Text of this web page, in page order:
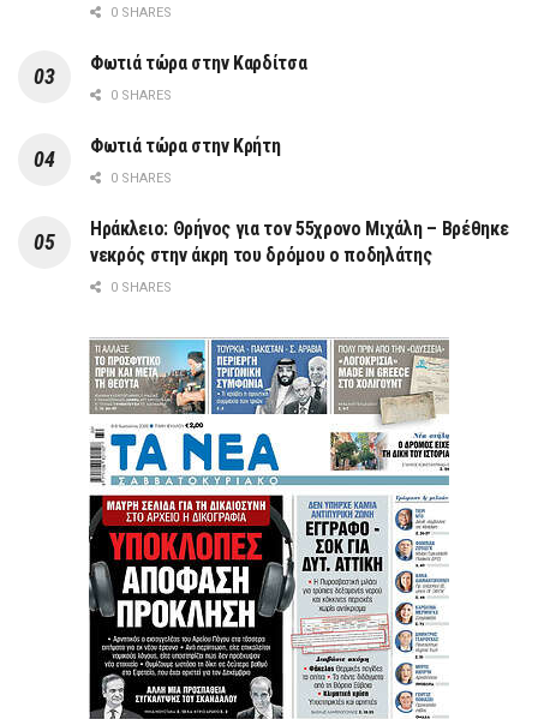
0 SHARES
Φωτιά τώρα στην Καρδίτσα
0 SHARES
Φωτιά τώρα στην Κρήτη
0 SHARES
Ηράκλειο: Θρήνος για τον 55χρονο Μιχάλη – Βρέθηκε
νεκρός στην άκρη του δρόμου ο ποδηλάτης
0 SHARES